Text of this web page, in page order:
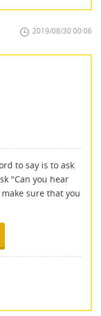
2019/08/30 00:06
to say is to ask
"Can you hear
sure that you